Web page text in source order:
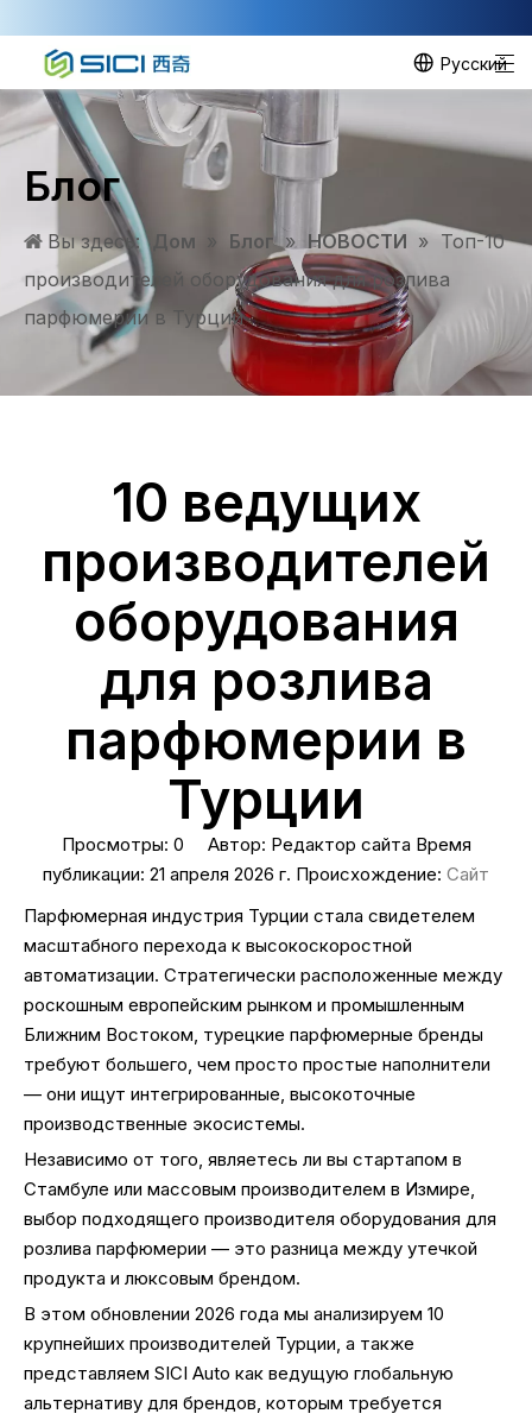
Pусский
Блог
Вы здесь: Дом » Блог » НОВОСТИ » Топ-10
производителей оборудования для розлива
парфюмерии в Турции
10 ведущих
производителей
оборудования
для розлива
парфюмерии в
Турции
Просмотры: 0 Автор: Редактор сайта Время
публикации: 21 апреля 2026 г. Происхождение: Сайт
Парфюмерная индустрия Турции стала свидетелем
масштабного перехода к высокоскоростной
автоматизации. Стратегически расположенные между
роскошным европейским рынком и промышленным
Ближним Востоком, турецкие парфюмерные бренды
требуют большего, чем просто простые наполнители
— они ищут интегрированные, высокоточные
производственные экосистемы.
Независимо от того, являетесь ли вы стартапом в
Стамбуле или массовым производителем в Измире,
выбор подходящего производителя оборудования для
розлива парфюмерии — это разница между утечкой
продукта и люксовым брендом.
В этом обновлении 2026 года мы анализируем 10
крупнейших производителей Турции, а также
представляем SICI Auto как ведущую глобальную
альтернативу для брендов, которым требуется